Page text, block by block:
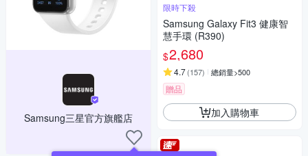
Samsung三星官方旗艦店
限時下殺
Samsung Galaxy Fit3 健康智
慧手環 (R390)
$2,680
4.7(157) 總銷量>500
贈品
加入購物車